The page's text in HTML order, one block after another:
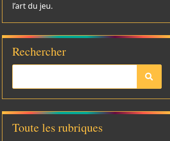
l’art du jeu.
Rechercher
Toute les rubriques